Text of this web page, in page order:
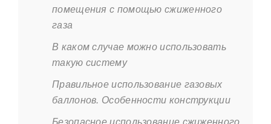
помещения с помощью сжиженного
газа
В каком случае можно использовать
такую систему
Правильное использование газовых
баллонов. Особенности конструкции
Безопасное использование сжиженного